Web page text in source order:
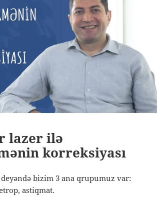
lazer ilə
korreksiyası
bizim 3 ana qrupumuz var:
astiqmat.